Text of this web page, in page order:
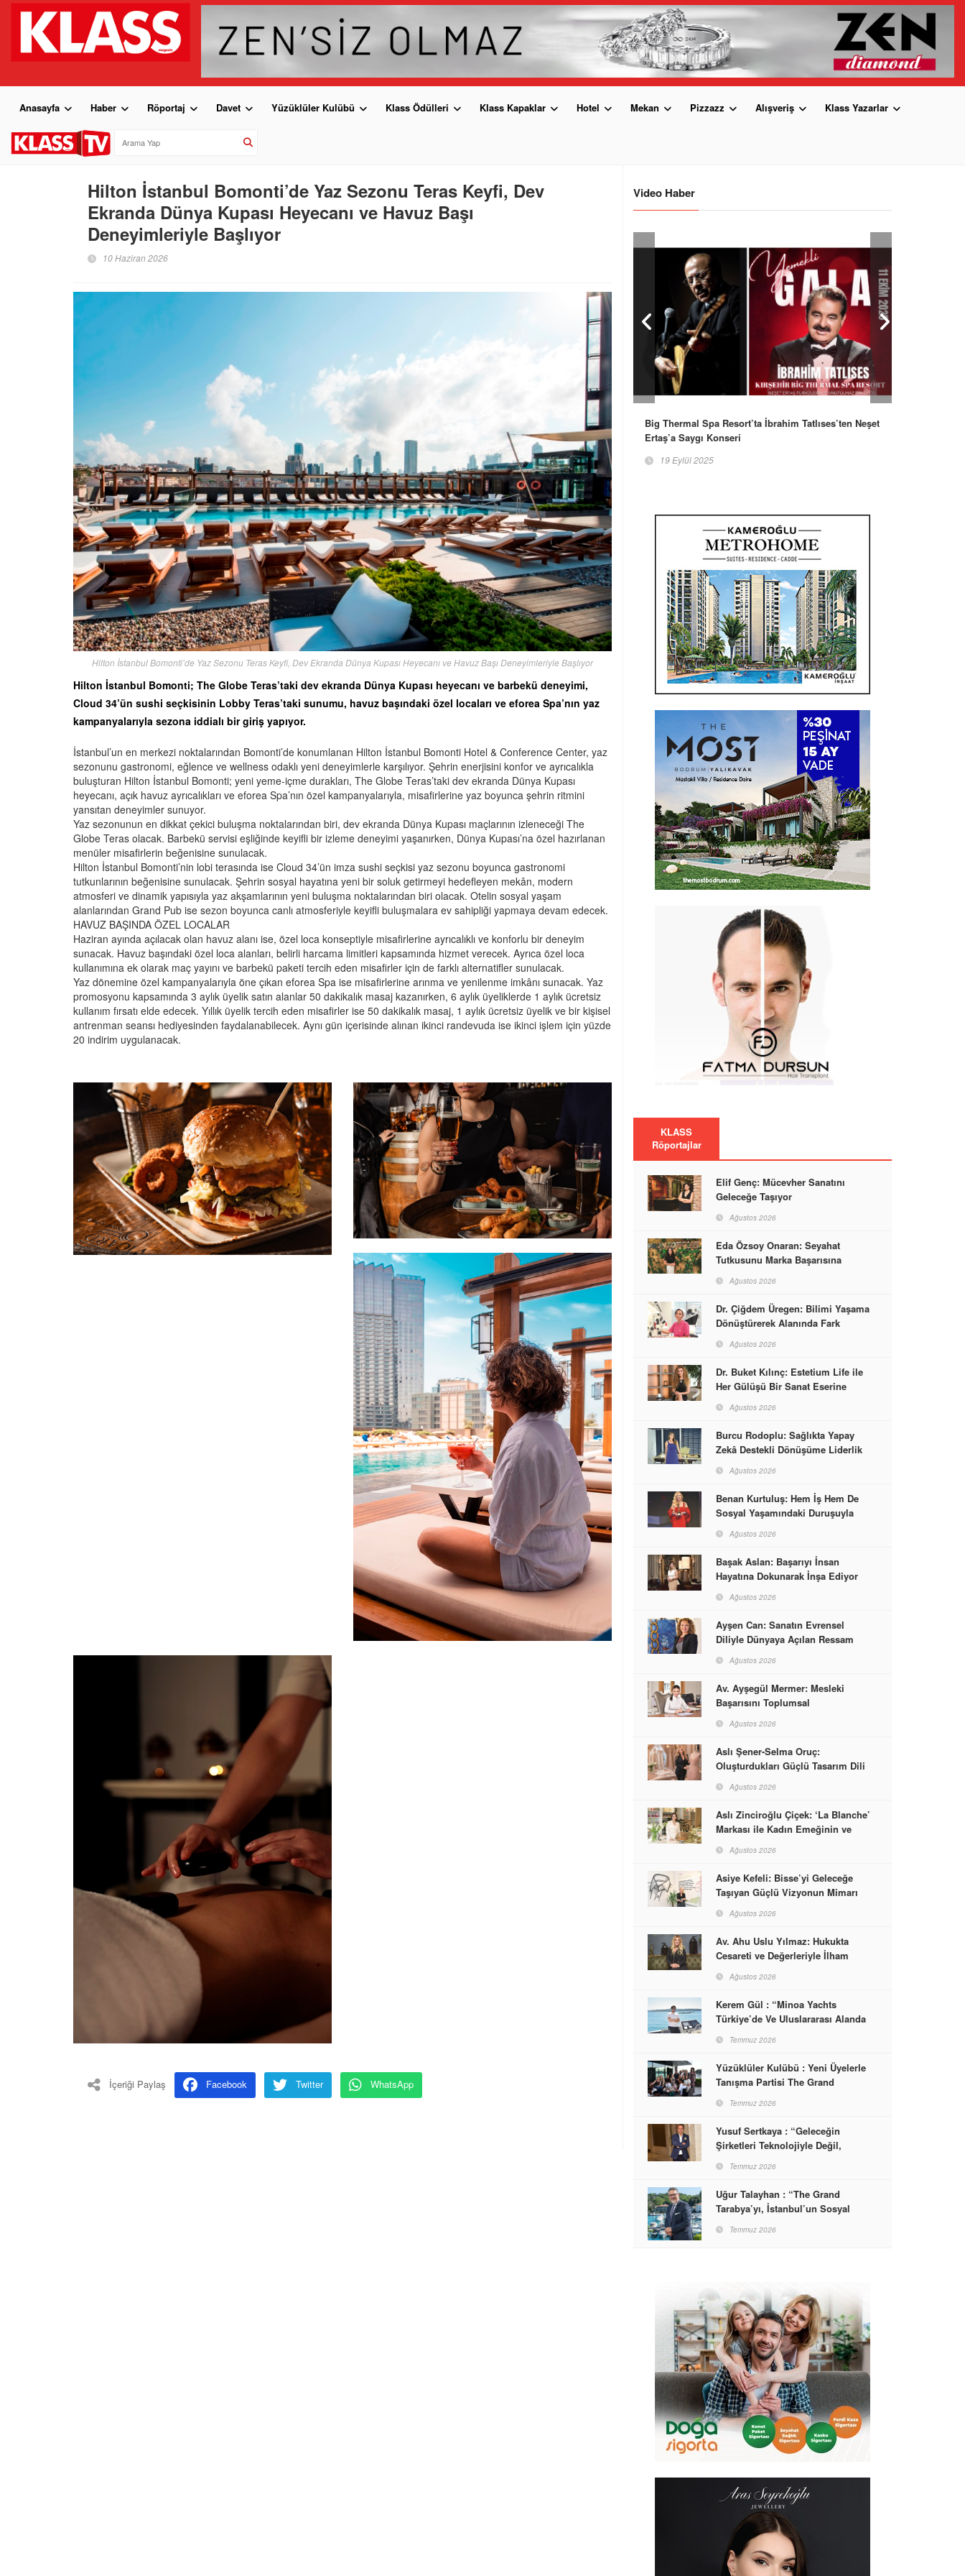
Anasayfa Haber Röportaj Davet Yüzüklüler Kulübü Klass Ödülleri Klass Kapaklar Hotel Mekan Pizzazz Alışveriş Klass Yazarlar
Hilton İstanbul Bomonti’de Yaz Sezonu Teras Keyfi, Dev
Ekranda Dünya Kupası Heyecanı ve Havuz Başı
Deneyimleriyle Başlıyor
10 Haziran 2026
Hilton İstanbul Bomonti’de Yaz Sezonu Teras Keyfi, Dev Ekranda Dünya Kupası Heyecanı ve Havuz Başı Deneyimleriyle Başlıyor
Hilton İstanbul Bomonti; The Globe Teras’taki dev ekranda Dünya Kupası heyecanı ve barbekü deneyimi,
Cloud 34’ün sushi seçkisinin Lobby Teras’taki sunumu, havuz başındaki özel locaları ve eforea Spa’nın yaz
kampanyalarıyla sezona iddialı bir giriş yapıyor.
İstanbul’un en merkezi noktalarından Bomonti’de konumlanan Hilton İstanbul Bomonti Hotel & Conference Center, yaz
sezonunu gastronomi, eğlence ve wellness odaklı yeni deneyimlerle karşılıyor. Şehrin enerjisini konfor ve ayrıcalıkla
buluşturan Hilton İstanbul Bomonti; yeni yeme-içme durakları, The Globe Teras’taki dev ekranda Dünya Kupası
heyecanı, açık havuz ayrıcalıkları ve eforea Spa’nın özel kampanyalarıyla, misafirlerine yaz boyunca şehrin ritmini
yansıtan deneyimler sunuyor.
Yaz sezonunun en dikkat çekici buluşma noktalarından biri, dev ekranda Dünya Kupası maçlarının izleneceği The
Globe Teras olacak. Barbekü servisi eşliğinde keyifli bir izleme deneyimi yaşanırken, Dünya Kupası’na özel hazırlanan
menüler misafirlerin beğenisine sunulacak.
Hilton İstanbul Bomonti’nin lobi terasında ise Cloud 34’ün imza sushi seçkisi yaz sezonu boyunca gastronomi
tutkunlarının beğenisine sunulacak. Şehrin sosyal hayatına yeni bir soluk getirmeyi hedefleyen mekân, modern
atmosferi ve dinamik yapısıyla yaz akşamlarının yeni buluşma noktalarından biri olacak. Otelin sosyal yaşam
alanlarından Grand Pub ise sezon boyunca canlı atmosferiyle keyifli buluşmalara ev sahipliği yapmaya devam edecek.
HAVUZ BAŞINDA ÖZEL LOCALAR
Haziran ayında açılacak olan havuz alanı ise, özel loca konseptiyle misafirlerine ayrıcalıklı ve konforlu bir deneyim
sunacak. Havuz başındaki özel loca alanları, belirli harcama limitleri kapsamında hizmet verecek. Ayrıca özel loca
kullanımına ek olarak maç yayını ve barbekü paketi tercih eden misafirler için de farklı alternatifler sunulacak.
Yaz dönemine özel kampanyalarıyla öne çıkan eforea Spa ise misafirlerine arınma ve yenilenme imkânı sunacak. Yaz
promosyonu kapsamında 3 aylık üyelik satın alanlar 50 dakikalık masaj kazanırken, 6 aylık üyeliklerde 1 aylık ücretsiz
kullanım fırsatı elde edecek. Yıllık üyelik tercih eden misafirler ise 50 dakikalık masaj, 1 aylık ücretsiz üyelik ve bir kişisel
antrenman seansı hediyesinden faydalanabilecek. Aynı gün içerisinde alınan ikinci randevuda ise ikinci işlem için yüzde
20 indirim uygulanacak.
İçeriği Paylaş Facebook Twitter WhatsApp
Video Haber
Big Thermal Spa Resort’ta İbrahim Tatlıses’ten Neşet
Ertaş’a Saygı Konseri
19 Eylül 2025
KLASS
Röportajlar
Elif Genç: Mücevher Sanatını
Geleceğe Taşıyor
Ağustos 2026
Eda Özsoy Onaran: Seyahat
Tutkusunu Marka Başarısına
Ağustos 2026
Dr. Çiğdem Üregen: Bilimi Yaşama
Dönüştürerek Alanında Fark
Ağustos 2026
Dr. Buket Kılınç: Estetium Life ile
Her Gülüşü Bir Sanat Eserine
Ağustos 2026
Burcu Rodoplu: Sağlıkta Yapay
Zekâ Destekli Dönüşüme Liderlik
Ağustos 2026
Benan Kurtuluş: Hem İş Hem De
Sosyal Yaşamındaki Duruşuyla
Ağustos 2026
Başak Aslan: Başarıyı İnsan
Hayatına Dokunarak İnşa Ediyor
Ağustos 2026
Ayşen Can: Sanatın Evrensel
Diliyle Dünyaya Açılan Ressam
Ağustos 2026
Av. Ayşegül Mermer: Mesleki
Başarısını Toplumsal
Ağustos 2026
Aslı Şener-Selma Oruç:
Oluşturdukları Güçlü Tasarım Dili
Dünyasına İmzalarını Attılar
Ağustos 2026
Aslı Zinciroğlu Çiçek: ‘La Blanche’
Markası ile Kadın Emeğinin ve
Başarabileceğinin En Güzel
Örneğini Sunuyor
Ağustos 2026
Asiye Kefeli: Bisse’yi Geleceğe
Taşıyan Güçlü Vizyonun Mimarı
Ağustos 2026
Av. Ahu Uslu Yılmaz: Hukukta
Cesareti ve Değerleriyle İlham
Ağustos 2026
Kerem Gül : “Minoa Yachts
Türkiye’de Ve Uluslararası Alanda
Markası Olacak”
Temmuz 2026
Yüzüklüler Kulübü : Yeni Üyelerle
Tanışma Partisi The Grand
Temmuz 2026
Yusuf Sertkaya : “Geleceğin
Şirketleri Teknolojiyle Değil,
Temmuz 2026
Uğur Talayhan : “The Grand
Tarabya’yı, İstanbul’un Sosyal
Destinasyon Haline Getirmeyi
Temmuz 2026